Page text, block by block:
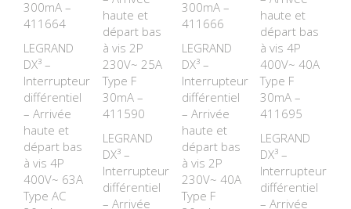
300mA –
411664
LEGRAND
DX³ –
Interrupteur
différentiel
– Arrivée
haute et
départ bas
à vis 4P
400V~ 63A
Type AC
haute et
départ bas
à vis 2P
230V~ 25A
Type F
30mA –
411590
LEGRAND
DX³ –
Interrupteur
différentiel
– Arrivée
300mA –
411666
LEGRAND
DX³ –
Interrupteur
différentiel
– Arrivée
haute et
départ bas
à vis 2P
230V~ 40A
Type F
haute et
départ bas
à vis 4P
400V~ 40A
Type F
30mA –
411695
LEGRAND
DX³ –
Interrupteur
différentiel
– Arrivée